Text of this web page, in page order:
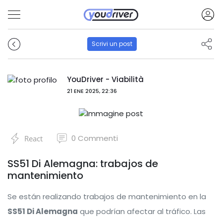
Scrivi un post
YouDriver - Viabilità
21 ENE 2025, 22:36
React 0 Commenti
SS51 Di Alemagna: trabajos de
mantenimiento
Se están realizando trabajos de mantenimiento en la
SS51 Di Alemagna que podrían afectar al tráfico. Las